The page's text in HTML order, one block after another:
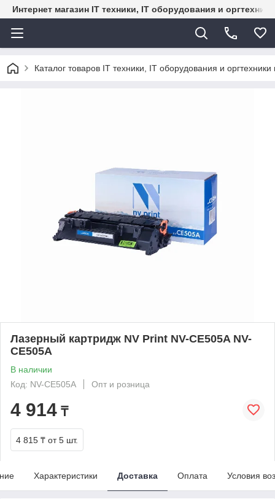
Интернет магазин IT техники, IT оборудования и
Каталог товаров IT техники, IT оборудования и
Лазерный картридж NV Print NV-CE505A NV-
CE505A
В наличии
Код: NV-CE505A
Опт и розница
4 914 ₸
4 815 ₸ от 5 шт.
Характеристики Доставка Оплата Условия